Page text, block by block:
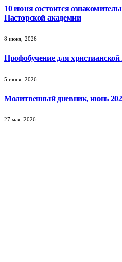
10 июня состоится
Пасторской академии
8 июня, 2026
Профобучение для
5 июня, 2026
Молитвенный дневник, июнь
27 мая, 2026